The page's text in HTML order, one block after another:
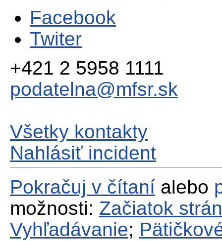
Facebook
Twiter
+421 2 5958 1111
podatelna@mfsr.sk
Všetky kontakty
Nahlásiť incident
Pokračuj v čítaní alebo
možnosti: Začiatok
Vyhľadávanie;